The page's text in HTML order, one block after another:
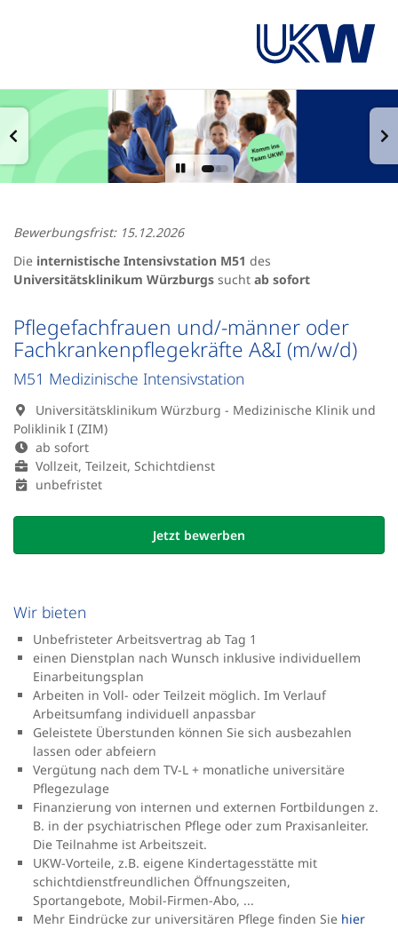
Pflegefachfrauen und/-männer oder
Fachkrankenpflegekräfte A&I (m/w/d)
M51 Medizinische Intensivstation
Universitätsklinikum Würzburg - Medizinische Klinik und
Poliklinik I (ZIM)
ab sofort
Vollzeit, Teilzeit, Schichtdienst
unbefristet
Jetzt bewerben
Bewerbungsfrist: 15.12.2026
Die internistische Intensivstation M51 des
Universitätsklinikum Würzburgs sucht ab sofort
Wir bieten
Unbefristeter Arbeitsvertrag ab Tag 1
einen Dienstplan nach Wunsch inklusive individuellem
Einarbeitungsplan
Arbeiten in Voll- oder Teilzeit möglich. Im Verlauf
Arbeitsumfang individuell anpassbar
Geleistete Überstunden können Sie sich ausbezahlen
lassen oder abfeiern
Vergütung nach dem TV-L + monatliche universitäre
Pflegezulage
Finanzierung von internen und externen Fortbildungen z.
B. in der psychiatrischen Pflege oder zum Praxisanleiter.
Die Teilnahme ist Arbeitszeit.
UKW-Vorteile, z.B. eigene Kindertagesstätte mit
schichtdienstfreundlichen Öffnungszeiten,
Sportangebote, Mobil-Firmen-Abo, ...
Mehr Eindrücke zur universitären Pflege finden Sie hier